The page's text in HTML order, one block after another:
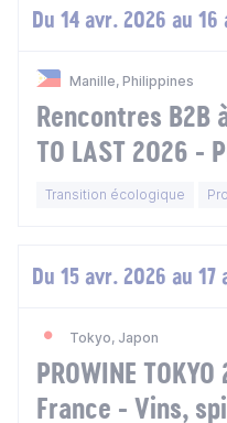
Du 14 avr. 2026 au
Manille, Philippines
Rencontres B2B
TO LAST 2026 -
Transition écologique
Du 15 avr. 2026 au 17
Tokyo, Japon
PROWINE
France - Vins,